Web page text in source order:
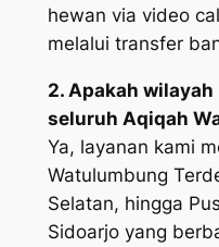
hewan via video
melalui transfer
2. Apakah
seluruh Aqiqah
Ya, layanan kami
Watulumbung
Selatan, hingga
Sidoarjo yang